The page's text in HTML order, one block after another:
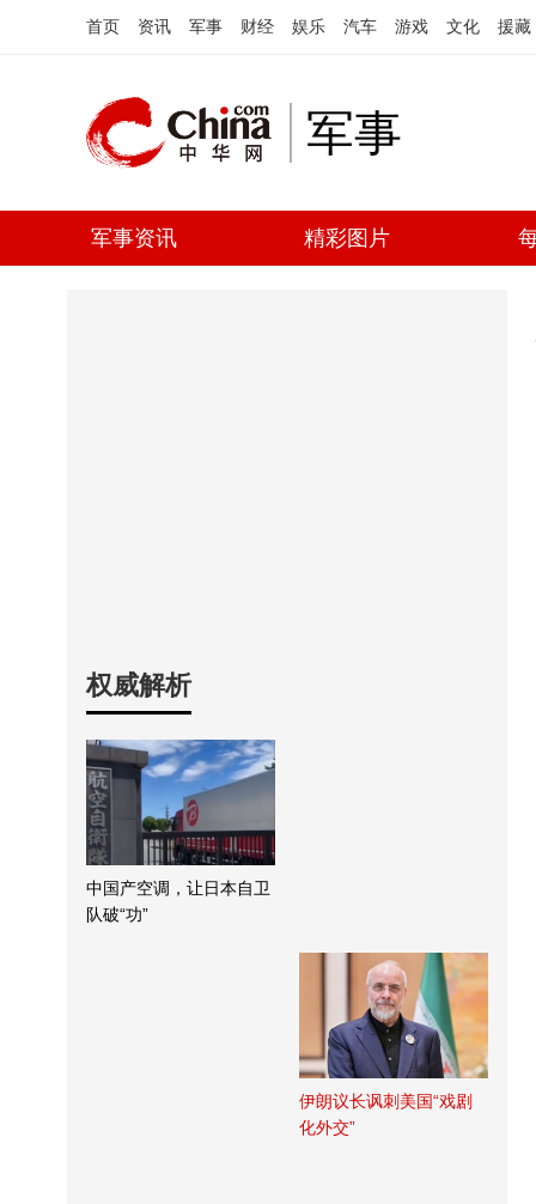
首页 资讯 军事 财经 娱乐 汽车 游戏 文化 援藏
军事
军事资讯 精彩图片
权威解析
中国产空调，让日本自卫
队破“功”
伊朗议长讽刺美国“戏剧
化外交”